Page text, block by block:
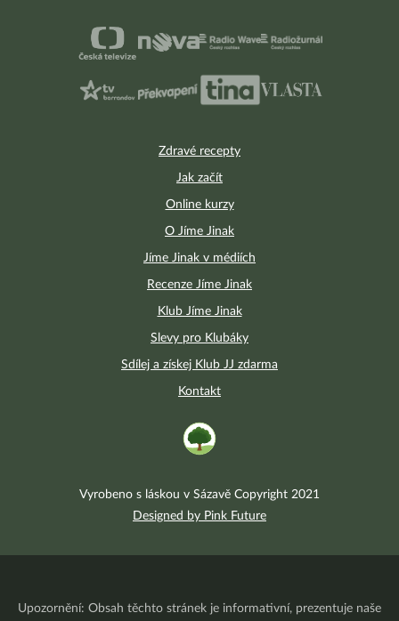
Zdravé recepty
Jak začít
Online kurzy
O Jíme Jinak
Jíme Jinak v médiích
Recenze Jíme Jinak
Klub Jíme Jinak
Slevy pro Klubáky
Sdílej a získej Klub JJ zdarma
Kontakt
Vyrobeno s láskou v Sázavě Copyright 2021
Designed by Pink Future
Upozornění: Obsah těchto stránek je informativní, prezentuje naše